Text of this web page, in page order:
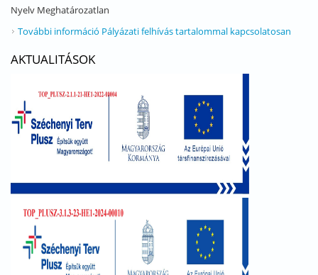
Nyelv Meghatározatlan
További információ Pályázati felhívás tartalommal kapcsolatosan
AKTUALITÁSOK